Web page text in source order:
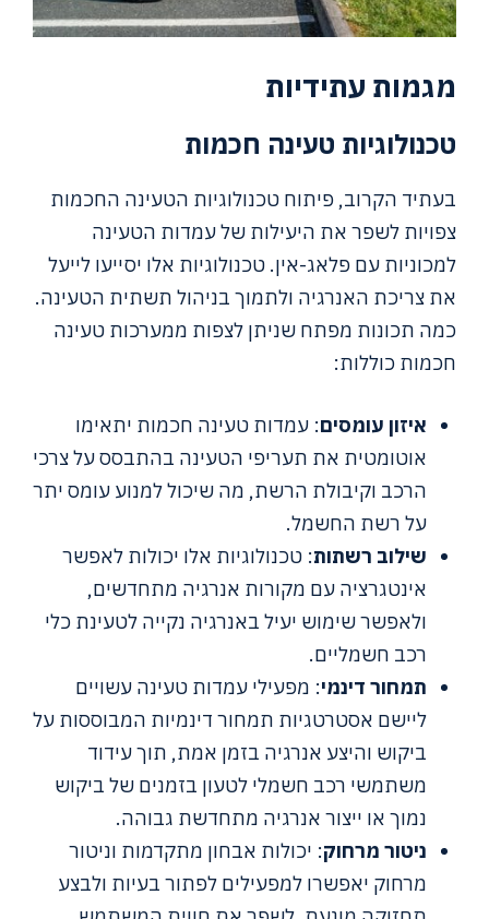
מגמות עתידיות
טכנולוגיות טעינה חכמות
בעתיד הקרוב, פיתוח טכנולוגיות הטעינה החכמות
צפויות לשפר את היעילות של עמדות הטעינה
למכוניות עם פלאג-אין. טכנולוגיות אלו יסייעו לייעל
את צריכת האנרגיה ולתמוך בניהול תשתית הטעינה.
כמה תכונות מפתח שניתן לצפות ממערכות טעינה
חכמות כוללות:
איזון עומסים: עמדות טעינה חכמות יתאימו
אוטומטית את תעריפי הטעינה בהתבסס על צרכי
הרכב וקיבולת הרשת, מה שיכול למנוע עומס יתר
על רשת החשמל.
שילוב רשתות: טכנולוגיות אלו יכולות לאפשר
אינטגרציה עם מקורות אנרגיה מתחדשים,
ולאפשר שימוש יעיל באנרגיה נקייה לטעינת כלי
רכב חשמליים.
תמחור דינמי: מפעילי עמדות טעינה עשויים
ליישם אסטרטגיות תמחור דינמיות המבוססות על
ביקוש והיצע אנרגיה בזמן אמת, תוך עידוד
משתמשי רכב חשמלי לטעון בזמנים של ביקוש
נמוך או ייצור אנרגיה מתחדשת גבוהה.
ניטור מרחוק: יכולות אבחון מתקדמות וניטור
מרחוק יאפשרו למפעילים לפתור בעיות ולבצע